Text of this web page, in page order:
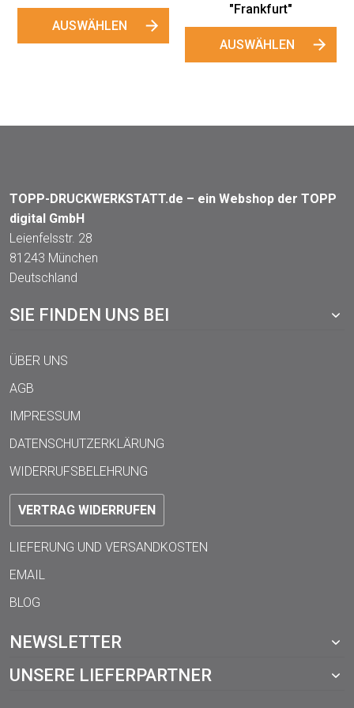
TOPP-DRUCKWERKSTATT.de – ein Webshop der TOPP
digital GmbH
Leienfelsstr. 28
81243 München
Deutschland
SIE FINDEN UNS BEI
ÜBER UNS
AGB
IMPRESSUM
DATENSCHUTZERKLÄRUNG
WIDERRUFSBELEHRUNG
VERTRAG WIDERRUFEN
LIEFERUNG UND VERSANDKOSTEN
EMAIL
BLOG
NEWSLETTER
UNSERE LIEFERPARTNER